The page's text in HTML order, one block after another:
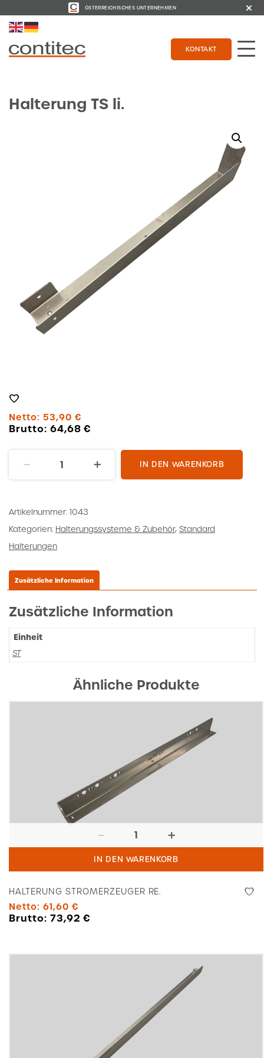
ÖSTERREICHISCHES UNTERNEHMEN
KONTAKT
Halterung TS li.
Netto: 53,90 €
Brutto: 64,68€
Menge
IN DEN WARENKORB
Artikelnummer: 1043
Kategorien: Halterungssysteme & Zubehör, Standard
Halterungen
Zusätzliche Information
Zusätzliche Information
Einheit
ST
Ähnliche Produkte
Stromerzeuger
IN DEN WARENKORB
HALTERUNG STROMERZEUGER RE.
Netto: 61,60 €
Brutto: 73,92€